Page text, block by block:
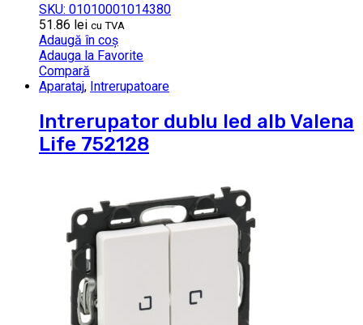
SKU: 01010001014380
51.86 lei cu TVA
Adaugă în coș
Adauga la Favorite
Compară
Aparataj, Intrerupatoare
Intrerupator dublu led alb Valena
Life 752128